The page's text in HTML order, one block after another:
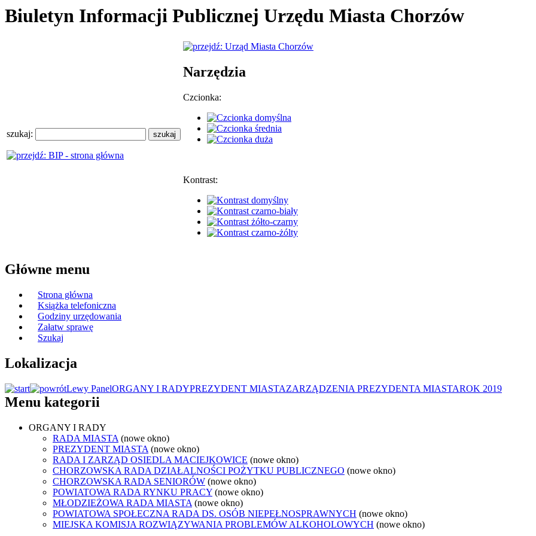
Biuletyn Informacji Publicznej Urzędu Miasta Chorzów
szukaj:
Narzędzia
Czcionka:
Kontrast:
Główne menu
Strona główna
Książka telefoniczna
Godziny urzędowania
Załatw sprawę
Szukaj
Lokalizacja
Lewy PanelORGANY I RADYPREZYDENT MIASTAZARZĄDZENIA PREZYDENTA MIASTAROK 2019
Menu kategorii
ORGANY I RADY
RADA MIASTA (nowe okno)
PREZYDENT MIASTA (nowe okno)
RADA I ZARZĄD OSIEDLA MACIEJKOWICE (nowe okno)
CHORZOWSKA RADA DZIAŁALNOŚCI POŻYTKU PUBLICZNEGO (nowe okno)
CHORZOWSKA RADA SENIORÓW (nowe okno)
POWIATOWA RADA RYNKU PRACY (nowe okno)
MŁODZIEŻOWA RADA MIASTA (nowe okno)
POWIATOWA SPOŁECZNA RADA DS. OSÓB NIEPEŁNOSPRAWNYCH (nowe okno)
MIEJSKA KOMISJA ROZWIĄZYWANIA PROBLEMÓW ALKOHOLOWYCH (nowe okno)